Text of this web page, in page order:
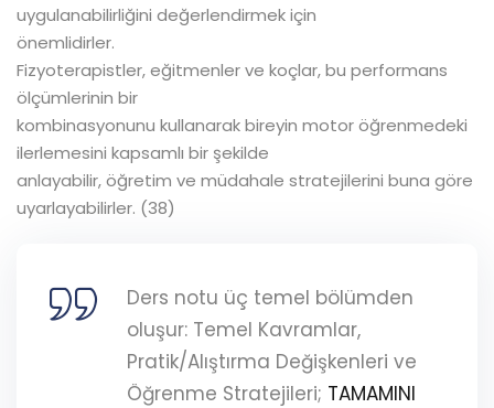
uygulanabilirliğini değerlendirmek için
önemlidirler.
Fizyoterapistler, eğitmenler ve koçlar, bu performans
ölçümlerinin bir
kombinasyonunu kullanarak bireyin motor öğrenmedeki
ilerlemesini kapsamlı bir şekilde
anlayabilir, öğretim ve müdahale stratejilerini buna göre
uyarlayabilirler. (38)
Ders notu üç temel bölümden
oluşur: Temel Kavramlar,
Pratik/Alıştırma Değişkenleri ve
Öğrenme Stratejileri; TAMAMINI